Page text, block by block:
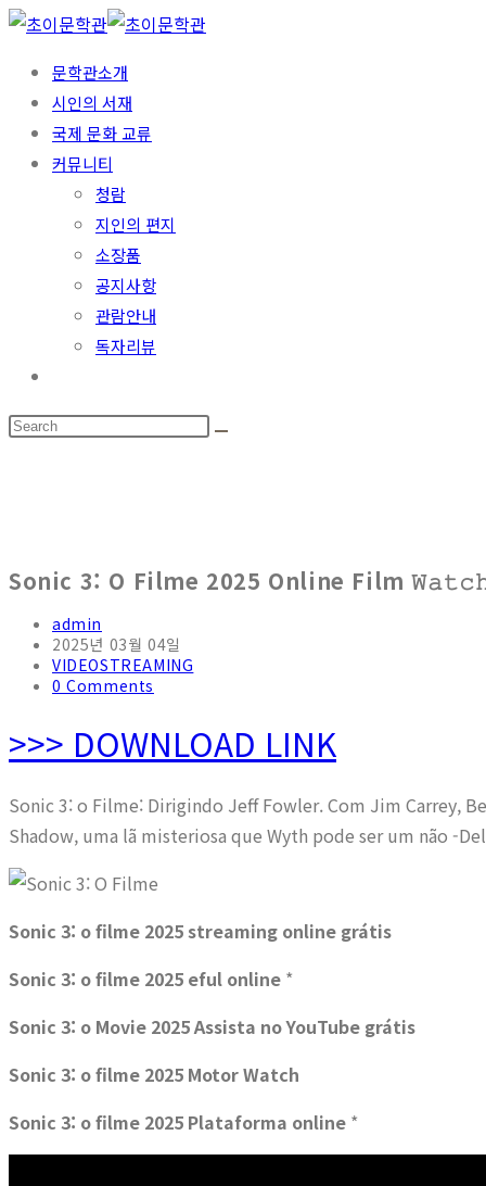
문학관소개
시인의 서재
국제 문화 교류
커뮤니티
청람
지인의 편지
소장품
공지사항
관람안내
독자리뷰
Sonic 3: O Filme 2025 Online Film
admin
2025년 03월 04일
VIDEOSTREAMING
0 Comments
>>> DOWNLOAD LINK
Sonic 3: o Filme: Dirigindo Jeff Fowler. Com Jim Carrey,
Shadow, uma lã misteriosa que Wyth pode ser um não -
Sonic 3: o filme 2025 streaming online grátis
Sonic 3: o filme 2025 eful online *
Sonic 3: o Movie 2025 Assista no YouTube grátis
Sonic 3: o filme 2025 Motor Watch
Sonic 3: o filme 2025 Plataforma online *